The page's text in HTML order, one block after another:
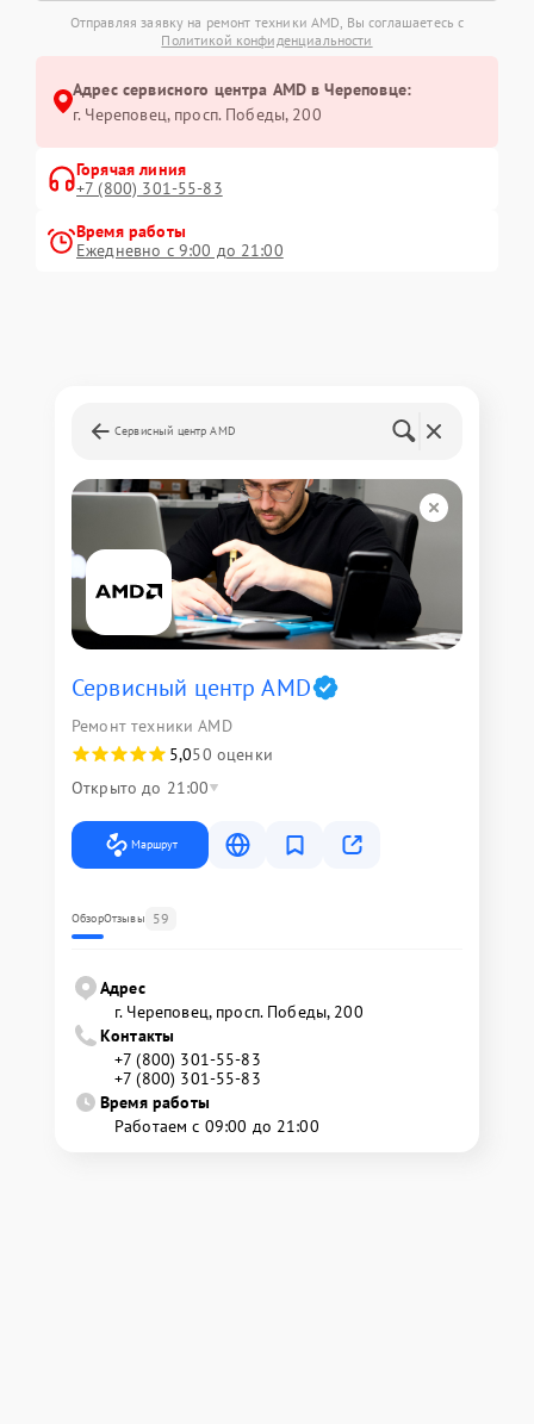
Отправляя заявку на ремонт техники AMD, Вы соглашаетесь с
Политикой конфиденциальности
Адрес сервисного центра AMD в Череповце:
г. Череповец, просп. Победы, 200
Горячая линия
+7 (800) 301-55-83
Время работы
Ежедневно с 9:00 до 21:00
Сервисный центр AMD
Сервисный центр AMD
Ремонт техники AMD
5,050 оценки
Открыто до 21:00
Маршрут
ОбзорОтзывы 59
Адрес
г. Череповец, просп. Победы, 200
Контакты
+7 (800) 301-55-83
+7 (800) 301-55-83
Время работы
Работаем с 09:00 до 21:00